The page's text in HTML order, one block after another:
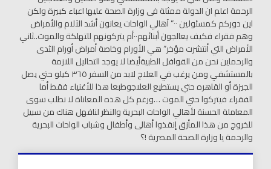
الرحمة اعلم ان الدولة ممثلة فى وزارة الصحة عليها اعباء كبيرة ولكن
اين دوركم كمسئولين ٠٠” آهالي الواحات يعانون أشد الآلام والأمراض
وهم فقراء فكيف يعالجون أبنائهم٠٠أم يتركونهم للتهلكة والموت..ثاني
الأمراض التي أنتشرت مؤخر” هي الأورام وخاصة أمراض أورام الثدى
والرحماين نحن من القوافل الطبيةأيضا لا يوجد التحاليل اللازمة
بالمستشفي ومن يرغب في العلاج لابد من السفر ٣٦٥ كيلو حتي يصل
الجيزة أو القاهره حتي يستطيع العلاجوطبعا هذا للأغنياء فقط أما
الفقراء فيتركوا حتي الموت …ورغم كل هذه المعاناة لا نطلب سوى
المعاملة الحسنة لأهالي الواحات البحرية والنظر لنافهل هناك من سبيل
للخروج من هذا المأزق إنقذوا أهالى وأطفال وشباب الواحات البحرية
والرحمة يا وزارة الصحة المصرية !؟